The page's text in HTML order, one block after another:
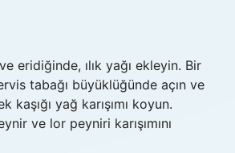
eridiğinde, ılık yağı ekleyin. Bir
tabağı büyüklüğünde açın ve
kaşığı yağ karışımı koyun.
ve lor peyniri karışımını